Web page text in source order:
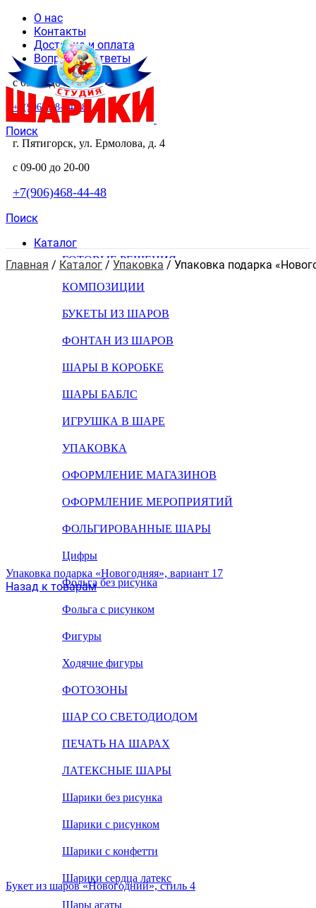
О нас
Контакты
Доставка и оплата
Вопросы и ответы
с 09-00 до 20-00
+7(906)468-44-48
Поиск
г. Пятигорск, ул. Ермолова, д. 4
с 09-00 до 20-00
+7(906)468-44-48
Поиск
Каталог
ГОТОВЫЕ РЕШЕНИЯ
КОМПОЗИЦИИ
БУКЕТЫ ИЗ ШАРОВ
ФОНТАН ИЗ ШАРОВ
ШАРЫ В КОРОБКЕ
ШАРЫ БАБЛС
ИГРУШКА В ШАРЕ
УПАКОВКА
ОФОРМЛЕНИЕ МАГАЗИНОВ
ОФОРМЛЕНИЕ МЕРОПРИЯТИЙ
ФОЛЬГИРОВАННЫЕ ШАРЫ
Цифры
Фольга без рисунка
Фольга с рисунком
Фигуры
Ходячие фигуры
ФОТОЗОНЫ
ШАР СО СВЕТОДИОДОМ
ПЕЧАТЬ НА ШАРАХ
ЛАТЕКСНЫЕ ШАРЫ
Шарики без рисунка
Шарики с рисунком
Шарики с конфетти
Шарики сердца латекс
Шары агаты
Главная / Каталог / Упаковка / Упаковка подарка
Упаковка подарка «Новогодняя», вариант 17
Назад к товарам
Букет из шаров «Новогодний», стиль 4